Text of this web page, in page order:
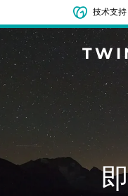
技术支持